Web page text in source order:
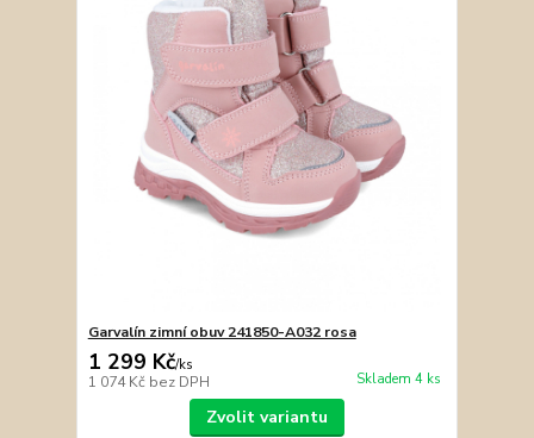
Garvalín zimní obuv 241850-A032 rosa
1 299 Kč/ks
1 074 Kč bez DPH Skladem 4 ks
Zvolit variantu